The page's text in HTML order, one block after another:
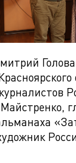
Майстренко,